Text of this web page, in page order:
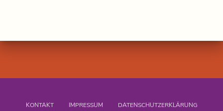
KONTAKT IMPRESSUM DATENSCHUTZERKLÄRUNG